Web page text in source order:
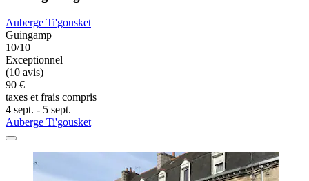
Auberge Ti'gousket
Guingamp
10/10
Exceptionnel
(10 avis)
90 €
taxes et frais compris
4 sept. - 5 sept.
Auberge Ti'gousket